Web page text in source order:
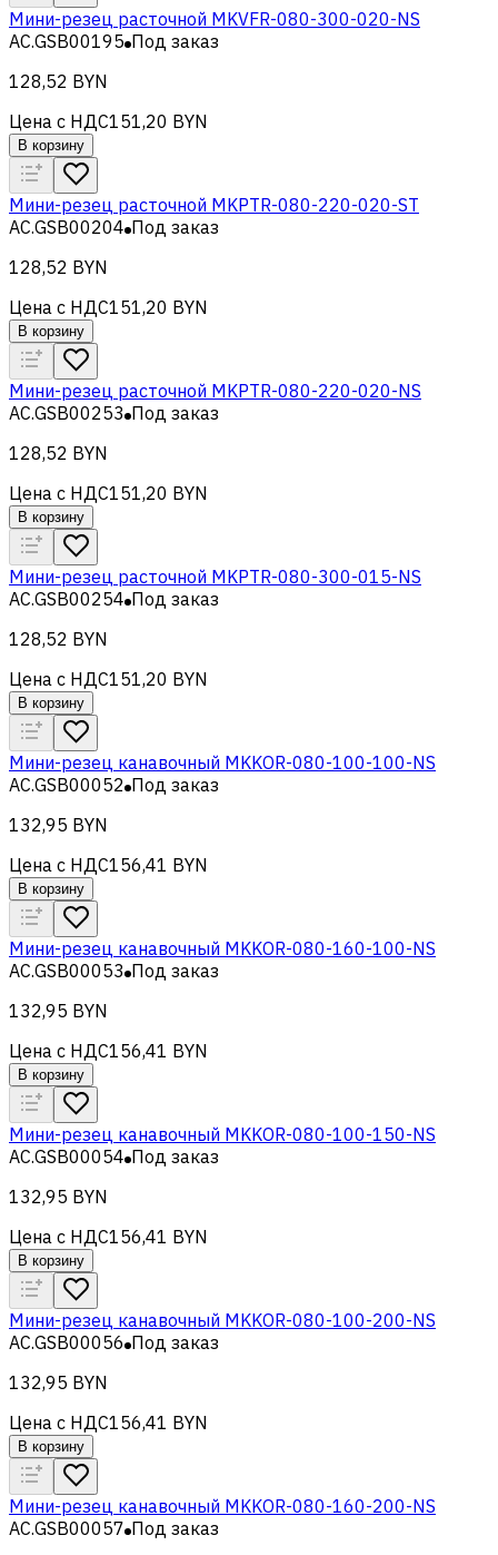
Мини-резец расточной MKVFR-080-300-020-NS
AC.GSB00195 Под заказ
128,52 BYN
Цена с НДС151,20 BYN
В корзину
Мини-резец расточной MKPTR-080-220-020-ST
AC.GSB00204 Под заказ
128,52 BYN
Цена с НДС151,20 BYN
В корзину
Мини-резец расточной MKPTR-080-220-020-NS
AC.GSB00253 Под заказ
128,52 BYN
Цена с НДС151,20 BYN
В корзину
Мини-резец расточной MKPTR-080-300-015-NS
AC.GSB00254 Под заказ
128,52 BYN
Цена с НДС151,20 BYN
В корзину
Мини-резец канавочный MKKOR-080-100-100-NS
AC.GSB00052 Под заказ
132,95 BYN
Цена с НДС156,41 BYN
В корзину
Мини-резец канавочный MKKOR-080-160-100-NS
AC.GSB00053 Под заказ
132,95 BYN
Цена с НДС156,41 BYN
В корзину
Мини-резец канавочный MKKOR-080-100-150-NS
AC.GSB00054 Под заказ
132,95 BYN
Цена с НДС156,41 BYN
В корзину
Мини-резец канавочный MKKOR-080-100-200-NS
AC.GSB00056 Под заказ
132,95 BYN
Цена с НДС156,41 BYN
В корзину
Мини-резец канавочный MKKOR-080-160-200-NS
AC.GSB00057 Под заказ